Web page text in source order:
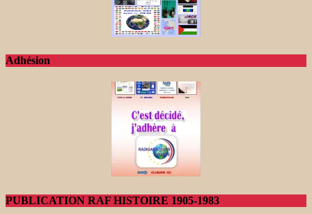
Adhésion
PUBLICATION RAF HISTOIRE 1905-1983